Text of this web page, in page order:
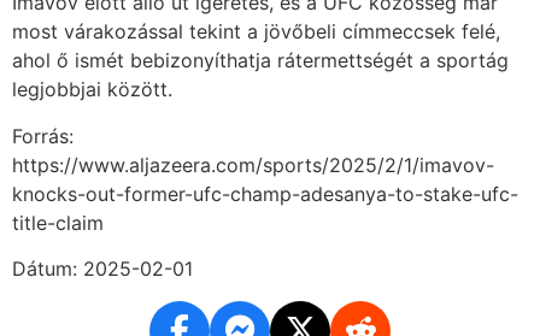
most várakozással tekint a jövőbeli címmeccsek felé,
ahol ő ismét bebizonyíthatja rátermettségét a sportág
legjobbjai között.
Forrás:
https://www.aljazeera.com/sports/2025/2/1/imavov-
knocks-out-former-ufc-champ-adesanya-to-stake-ufc-
title-claim
Dátum: 2025-02-01